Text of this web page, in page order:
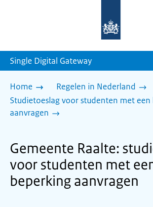
homepage
Single Digital Gateway
Home
Regelen in Nederland
Studietoeslag voor studenten met
aanvragen
Gemeente Raalte:
voor studenten met
beperking aanvragen